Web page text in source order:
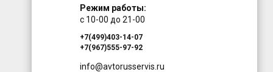
Режим работы:
с 10-00 до 21-00
+7(499)403-14-07
+7(967)555-97-92
info@avtorusservis.ru